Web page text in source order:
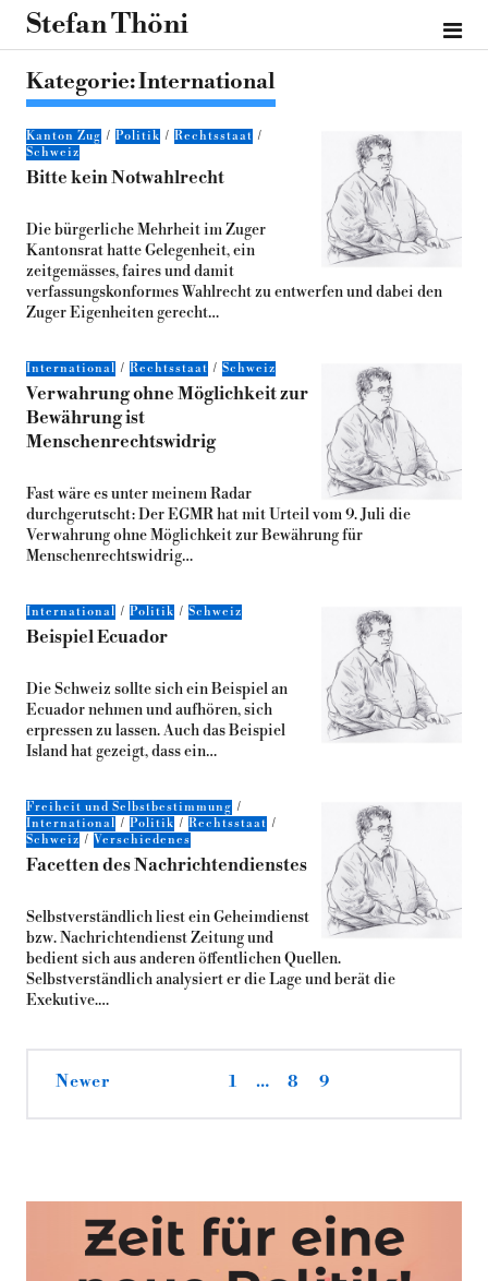
Stefan Thöni
Kategorie:International
Kanton Zug Politik
Rechtsstaat
Schweiz
Bitte kein Notwahlrecht
Die bürgerliche Mehrheit im Zuger
Kantonsrat hatte Gelegenheit, ein
zeitgemässes, faires und damit
verfassungskonformes Wahlrecht zu entwerfen und dabei den
Zuger Eigenheiten gerecht…
International Rechtsstaat Schweiz
Verwahrung ohne Möglichkeit zur
Bewährung ist
Menschenrechtswidrig
Fast wäre es unter meinem Radar
durchgerutscht: Der EGMR hat mit Urteil vom 9. Juli die
Verwahrung ohne Möglichkeit zur Bewährung für
Menschenrechtswidrig…
International Politik Schweiz
Beispiel Ecuador
Die Schweiz sollte sich ein Beispiel an
Ecuador nehmen und aufhören, sich
erpressen zu lassen. Auch das Beispiel
Island hat gezeigt, dass ein…
Freiheit und Selbstbestimmung
International
Politik
Rechtsstaat
Schweiz
Verschiedenes
Facetten des Nachrichtendienstes
Selbstverständlich liest ein Geheimdienst
bzw. Nachrichtendienst Zeitung und
bedient sich aus anderen öffentlichen Quellen.
Selbstverständlich analysiert er die Lage und berät die
Exekutive.…
Newer 1 … 8 9